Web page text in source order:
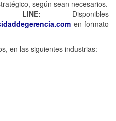
según sean necesarios.
LINE: Disponibles
en formato
en las siguientes industrias: